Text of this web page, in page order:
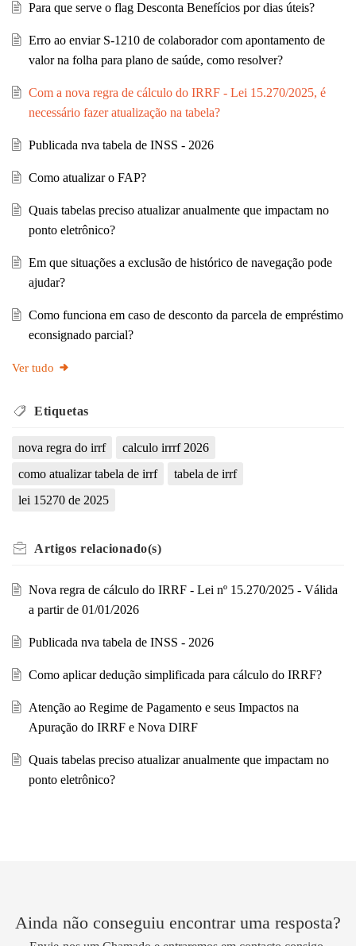
Para que serve o flag Desconta Benefícios por dias úteis?
Erro ao enviar S-1210 de colaborador com apontamento de
valor na folha para plano de saúde, como resolver?
Com a nova regra de cálculo do IRRF - Lei 15.270/2025, é
necessário fazer atualização na tabela?
Publicada nva tabela de INSS - 2026
Como atualizar o FAP?
Quais tabelas preciso atualizar anualmente que impactam no
ponto eletrônico?
Em que situações a exclusão de histórico de navegação pode
ajudar?
Como funciona em caso de desconto da parcela de empréstimo
econsignado parcial?
Ver tudo
Etiquetas
nova regra do irrf
calculo irrrf 2026
como atualizar tabela de irrf
tabela de irrf
lei 15270 de 2025
Artigos relacionado(s)
Nova regra de cálculo do IRRF - Lei nº 15.270/2025 - Válida
a partir de 01/01/2026
Publicada nva tabela de INSS - 2026
Como aplicar dedução simplificada para cálculo do IRRF?
Atenção ao Regime de Pagamento e seus Impactos na
Apuração do IRRF e Nova DIRF
Quais tabelas preciso atualizar anualmente que impactam no
ponto eletrônico?
Ainda não conseguiu encontrar uma resposta?